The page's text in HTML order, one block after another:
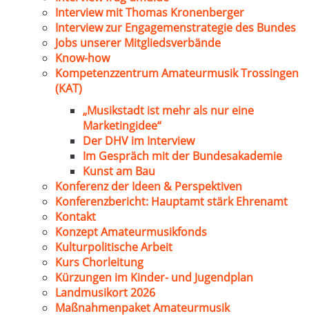
Interview mit Thomas Kronenberger
Interview zur Engagemenstrategie des Bundes
Jobs unserer Mitgliedsverbände
Know-how
Kompetenzzentrum Amateurmusik Trossingen
(KAT)
„Musikstadt ist mehr als nur eine
Marketingidee“
Der DHV im Interview
Im Gespräch mit der Bundesakademie
Kunst am Bau
Konferenz der Ideen & Perspektiven
Konferenzbericht: Hauptamt stärk Ehrenamt
Kontakt
Konzept Amateurmusikfonds
Kulturpolitische Arbeit
Kurs Chorleitung
Kürzungen im Kinder- und Jugendplan
Landmusikort 2026
Maßnahmenpaket Amateurmusik